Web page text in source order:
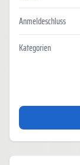
Anmeldeschluss
Kategorien